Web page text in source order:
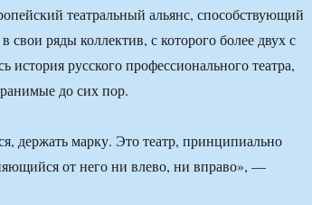
театральный альянс, способствующий
ряды коллектив, с которого более двух с
история русского профессионального театра,
до сих пор.
держать марку. Это театр, принципиально
от него ни влево, ни вправо», —